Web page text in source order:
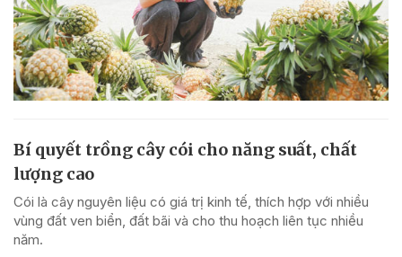
Bí quyết trồng cây cói cho năng suất, chất
lượng cao
Cói là cây nguyên liệu có giá trị kinh tế, thích hợp với nhiều
vùng đất ven biển, đất bãi và cho thu hoạch liên tục nhiều
năm.